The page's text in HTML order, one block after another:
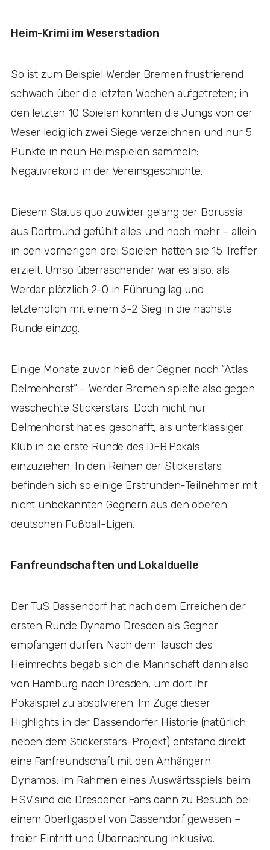
Heim-Krimi im Weserstadion
So ist zum Beispiel Werder Bremen frustrierend
schwach über die letzten Wochen aufgetreten; in
den letzten 10 Spielen konnten die Jungs von der
Weser lediglich zwei Siege verzeichnen und nur 5
Punkte in neun Heimspielen sammeln:
Negativrekord in der Vereinsgeschichte.
Diesem Status quo zuwider gelang der Borussia
aus Dortmund gefühlt alles und noch mehr – allein
in den vorherigen drei Spielen hatten sie 15 Treffer
erzielt. Umso überraschender war es also, als
Werder plötzlich 2-0 in Führung lag und
letztendlich mit einem 3-2 Sieg in die nächste
Runde einzog.
Einige Monate zuvor hieß der Gegner noch “Atlas
Delmenhorst” - Werder Bremen spielte also gegen
waschechte Stickerstars. Doch nicht nur
Delmenhorst hat es geschafft, als unterklassiger
Klub in die erste Runde des DFB.Pokals
einzuziehen. In den Reihen der Stickerstars
befinden sich so einige Erstrunden-Teilnehmer mit
nicht unbekannten Gegnern aus den oberen
deutschen Fußball-Ligen.
Fanfreundschaften und Lokalduelle
Der TuS Dassendorf hat nach dem Erreichen der
ersten Runde Dynamo Dresden als Gegner
empfangen dürfen. Nach dem Tausch des
Heimrechts begab sich die Mannschaft dann also
von Hamburg nach Dresden, um dort ihr
Pokalspiel zu absolvieren. Im Zuge dieser
Highlights in der Dassendorfer Historie (natürlich
neben dem Stickerstars-Projekt) entstand direkt
eine Fanfreundschaft mit den Anhängern
Dynamos. Im Rahmen eines Auswärtsspiels beim
HSV sind die Dresdener Fans dann zu Besuch bei
einem Oberligaspiel von Dassendorf gewesen –
freier Eintritt und Übernachtung inklusive.